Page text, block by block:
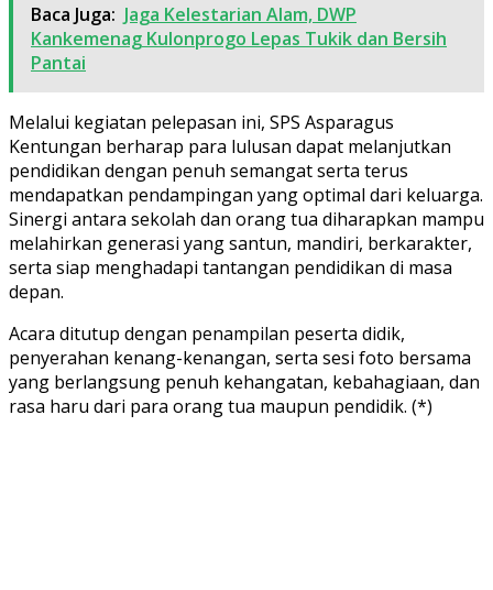
Baca Juga: Jaga Kelestarian Alam, DWP
Kankemenag Kulonprogo Lepas Tukik dan Bersih
Pantai
Melalui kegiatan pelepasan ini, SPS Asparagus
Kentungan berharap para lulusan dapat melanjutkan
pendidikan dengan penuh semangat serta terus
mendapatkan pendampingan yang optimal dari keluarga.
Sinergi antara sekolah dan orang tua diharapkan mampu
melahirkan generasi yang santun, mandiri, berkarakter,
serta siap menghadapi tantangan pendidikan di masa
depan.
Acara ditutup dengan penampilan peserta didik,
penyerahan kenang-kenangan, serta sesi foto bersama
yang berlangsung penuh kehangatan, kebahagiaan, dan
rasa haru dari para orang tua maupun pendidik. (*)